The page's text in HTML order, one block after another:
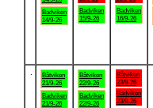
Badviken
14/9-26
Badviken
15/9-26
Badviken
16/9-26
Båtviken
21/9-26
Badviken
21/9-26
Båtviken
22/9-26
Badviken
22/9-26
Båtviken
23/9-26
Badviken
23/9-26